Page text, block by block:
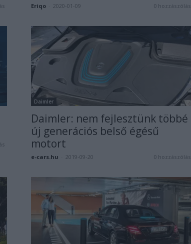
Eriqo 2020-01-09 0 hozzászólás
Daimler
Daimler: nem fejlesztünk többé
új generációs belső égésű
motort
e-cars.hu 2019-09-20 0 hozzászólás